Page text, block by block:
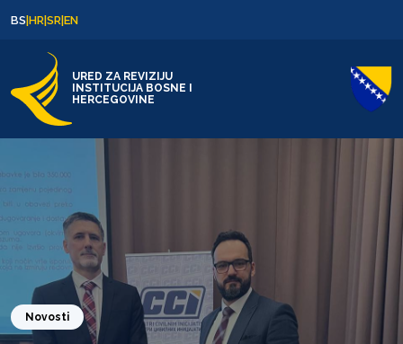
BS|HR|SR|EN
URED ZA REVIZIJU
INSTITUCIJA BOSNE I
HERCEGOVINE
Novosti